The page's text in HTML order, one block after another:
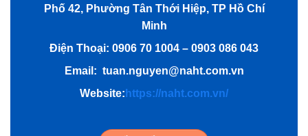
Phố 42, Phường Tân Thới Hiệp, TP Hồ Chí
Minh
Điện Thoại: 0906 70 1004 – 0903 086 043
Email: tuan.nguyen@naht.com.vn
Website: https://naht.com.vn/